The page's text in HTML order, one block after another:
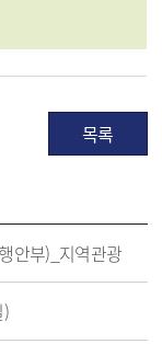
목록
안부)_지역관광